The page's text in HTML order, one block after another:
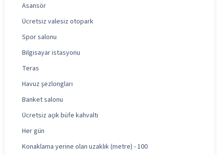
Asansör
Ücretsiz valesiz otopark
Spor salonu
Bilgisayar istasyonu
Teras
Havuz şezlongları
Banket salonu
Ücretsiz açık büfe kahvaltı
Her gün
Konaklama yerine olan uzaklık (metre) - 100